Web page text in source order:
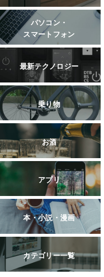
パソコン・
スマートフォン
最新テクノロジー
乗り物
お酒
アプリ
本・小説・漫画
カテゴリー一覧